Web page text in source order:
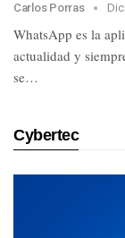
Carlos Porras
WhatsApp es la
actualidad y
se…
Cybertec